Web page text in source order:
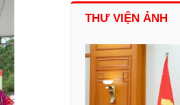
THƯ VIỆN ẢNH